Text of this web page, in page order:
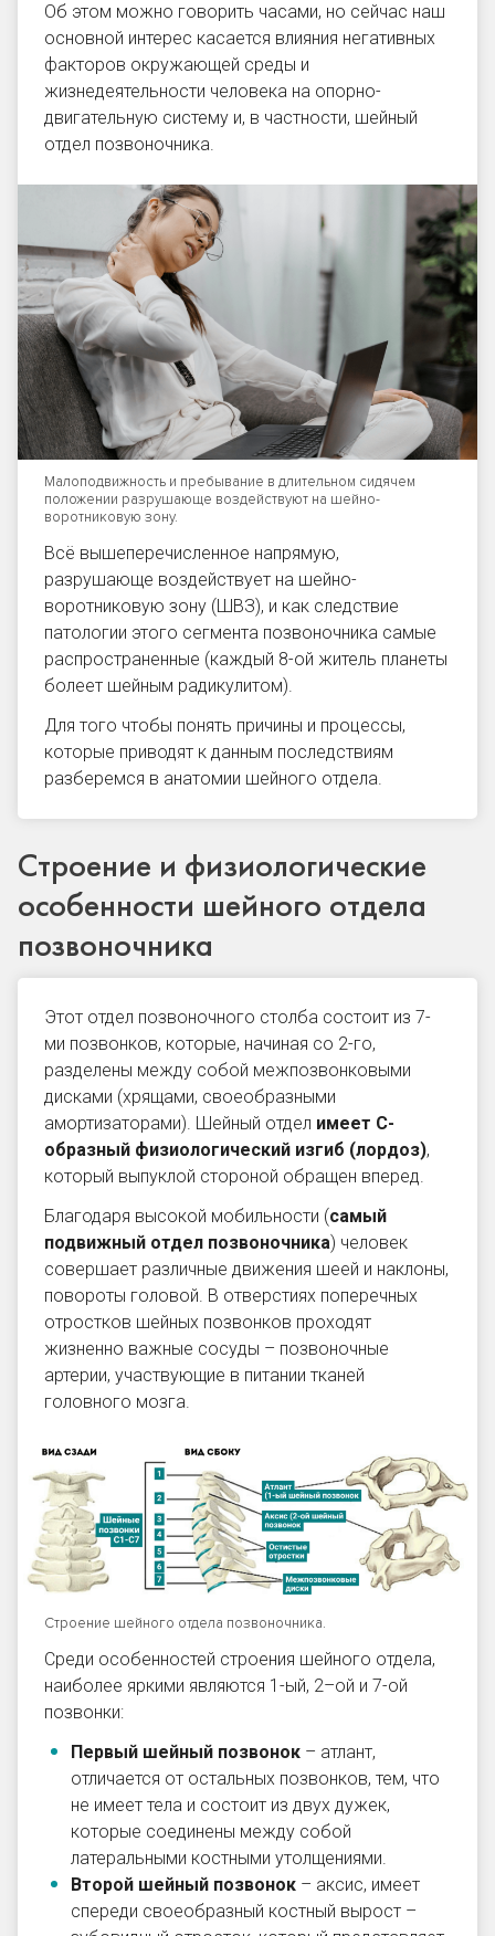
Об этом можно говорить часами, но сейчас наш
основной интерес касается влияния негативных
факторов окружающей среды и
жизнедеятельности человека на опорно-
двигательную систему и, в частности, шейный
отдел позвоночника.
Малоподвижность и пребывание в длительном сидячем
положении разрушающе воздействуют на шейно-
воротниковую зону.
Всё вышеперечисленное напрямую,
разрушающе воздействует на шейно-
воротниковую зону (ШВЗ), и как следствие
патологии этого сегмента позвоночника самые
распространенные (каждый 8-ой житель планеты
болеет шейным радикулитом).
Для того чтобы понять причины и процессы,
которые приводят к данным последствиям
разберемся в анатомии шейного отдела.
Строение и физиологические
особенности шейного отдела
позвоночника
Этот отдел позвоночного столба состоит из 7-
ми позвонков, которые, начиная со 2-го,
разделены между собой межпозвонковыми
дисками (хрящами, своеобразными
амортизаторами). Шейный отдел имеет С-
образный физиологический изгиб (лордоз),
который выпуклой стороной обращен вперед.
Благодаря высокой мобильности (самый
подвижный отдел позвоночника) человек
совершает различные движения шеей и наклоны,
повороты головой. В отверстиях поперечных
отростков шейных позвонков проходят
жизненно важные сосуды – позвоночные
артерии, участвующие в питании тканей
головного мозга.
Строение шейного отдела позвоночника.
Среди особенностей строения шейного отдела,
наиболее яркими являются 1-ый, 2–ой и 7-ой
позвонки:
Первый шейный позвонок – атлант,
отличается от остальных позвонков, тем, что
не имеет тела и состоит из двух дужек,
которые соединены между собой
латеральными костными утолщениями.
Второй шейный позвонок – аксис, имеет
спереди своеобразный костный вырост –